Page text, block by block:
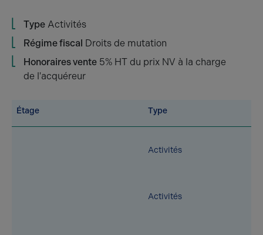
Type Activités
Régime fiscal Droits de mutation
Honoraires vente 5% HT du prix NV à la charge
de l'acquéreur
Étage Type
Activités
Activités